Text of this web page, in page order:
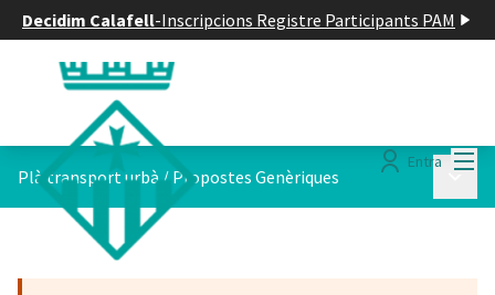
Decidim Calafell-Inscripcions Registre Participants PAM
Entra
Plà transport urbà / Propostes Genèriques